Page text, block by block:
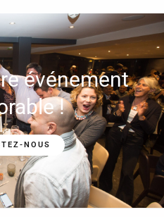
événement
!
NOUS